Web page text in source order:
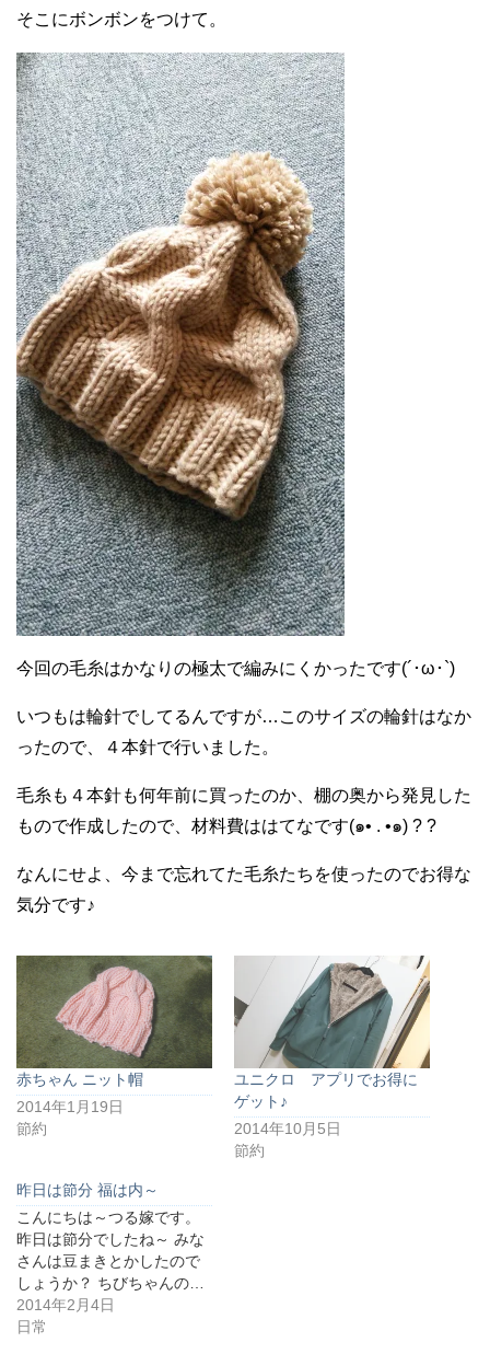
そこにボンボンをつけて。
今回の毛糸はかなりの極太で編みにくかったです(´･ω･`)
いつもは輪針でしてるんですが…このサイズの輪針はなか
ったので、４本針で行いました。
毛糸も４本針も何年前に買ったのか、棚の奥から発見した
もので作成したので、材料費ははてなです(๑• . •๑) ? ?
なんにせよ、今まで忘れてた毛糸たちを使ったのでお得な
気分です♪
赤ちゃん ニット帽
2014年1月19日
節約
ユニクロ アプリでお得に
ゲット♪
2014年10月5日
節約
昨日は節分 福は内～
こんにちは～つる嫁です。
昨日は節分でしたね～ みな
さんは豆まきとかしたので
しょうか？ ちびちゃんの…
2014年2月4日
日常